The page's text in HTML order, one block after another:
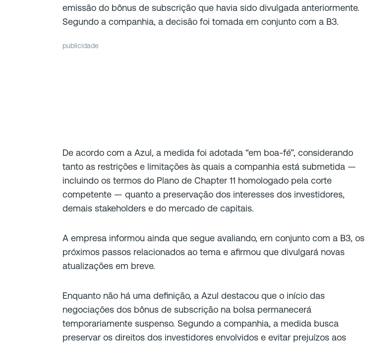
emissão do bônus de subscrição que havia sido divulgada anteriormente.
Segundo a companhia, a decisão foi tomada em conjunto com a B3.
publicidade
De acordo com a Azul, a medida foi adotada “em boa-fé”, considerando
tanto as restrições e limitações às quais a companhia está submetida —
incluindo os termos do Plano de Chapter 11 homologado pela corte
competente — quanto a preservação dos interesses dos investidores,
demais stakeholders e do mercado de capitais.
A empresa informou ainda que segue avaliando, em conjunto com a B3, os
próximos passos relacionados ao tema e afirmou que divulgará novas
atualizações em breve.
Enquanto não há uma definição, a Azul destacou que o início das
negociações dos bônus de subscrição na bolsa permanecerá
temporariamente suspenso. Segundo a companhia, a medida busca
preservar os direitos dos investidores envolvidos e evitar prejuízos aos